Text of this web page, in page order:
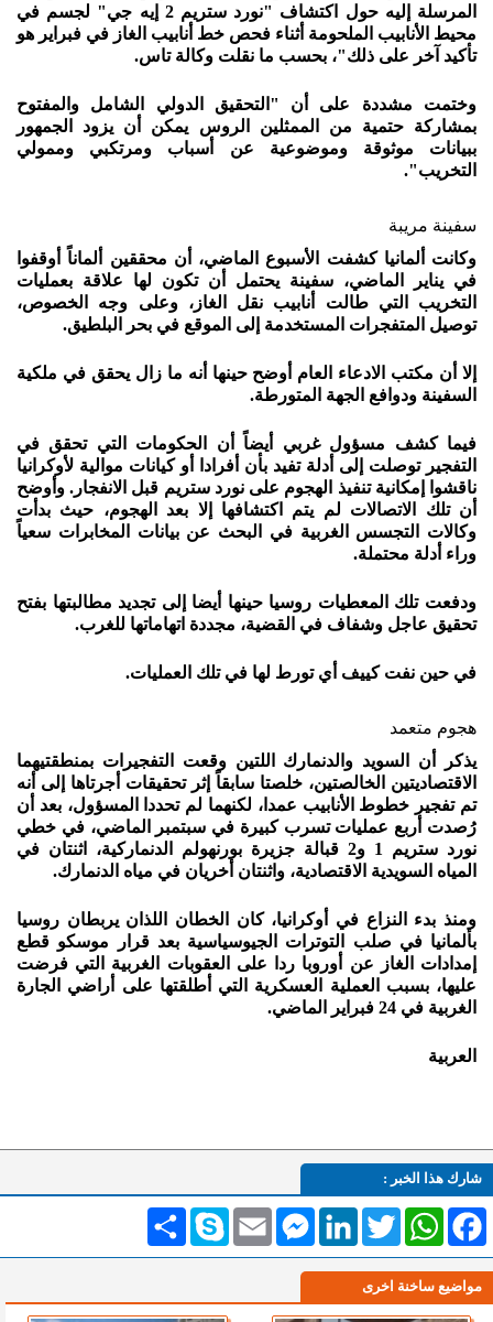
المرسلة إليه حول اكتشاف "نورد ستريم 2 إيه جي" لجسم في
محيط الأنابيب الملحومة أثناء فحص خط أنابيب الغاز في فبراير هو
تأكيد آخر على ذلك"، بحسب ما نقلت وكالة تاس.
وختمت مشددة على أن "التحقيق الدولي الشامل والمفتوح
بمشاركة حتمية من الممثلين الروس يمكن أن يزود الجمهور
ببيانات موثوقة وموضوعية عن أسباب ومرتكبي وممولي
التخريب".
سفينة مريبة
وكانت ألمانيا كشفت الأسبوع الماضي، أن محققين ألماناً أوقفوا
في يناير الماضي، سفينة يحتمل أن تكون لها علاقة بعمليات
التخريب التي طالت أنابيب نقل الغاز، وعلى وجه الخصوص،
توصيل المتفجرات المستخدمة إلى الموقع في بحر البلطيق.
إلا أن مكتب الادعاء العام أوضح حينها أنه ما زال يحقق في ملكية
السفينة ودوافع الجهة المتورطة.
فيما كشف مسؤول غربي أيضاً أن الحكومات التي تحقق في
التفجير توصلت إلى أدلة تفيد بأن أفرادا أو كيانات موالية لأوكرانيا
ناقشوا إمكانية تنفيذ الهجوم على نورد ستريم قبل الانفجار. وأوضح
أن تلك الاتصالات لم يتم اكتشافها إلا بعد الهجوم، حيث بدأت
وكالات التجسس الغربية في البحث عن بيانات المخابرات سعياً
وراء أدلة محتملة.
ودفعت تلك المعطيات روسيا حينها أيضا إلى تجديد مطالبتها بفتح
تحقيق عاجل وشفاف في القضية، مجددة اتهاماتها للغرب.
في حين نفت كييف أي تورط لها في تلك العمليات.
هجوم متعمد
يذكر أن السويد والدنمارك اللتين وقعت التفجيرات بمنطقتيهما
الاقتصاديتين الخالصتين، خلصتا سابقاً إثر تحقيقات أجرتاها إلى أنه
تم تفجير خطوط الأنابيب عمدا، لكنهما لم تحددا المسؤول، بعد أن
رُصدت أربع عمليات تسرب كبيرة في سبتمبر الماضي، في خطي
نورد ستريم 1 و2 قبالة جزيرة بورنهولم الدنماركية، اثنتان في
المياه السويدية الاقتصادية، واثنتان أخريان في مياه الدنمارك.
ومنذ بدء النزاع في أوكرانيا، كان الخطان اللذان يربطان روسيا
بألمانيا في صلب التوترات الجيوسياسية بعد قرار موسكو قطع
إمدادات الغاز عن أوروبا ردا على العقوبات الغربية التي فرضت
عليها، بسبب العملية العسكرية التي أطلقتها على أراضي الجارة
الغربية في 24 فبراير الماضي.
العربية
شارك هذا الخبر :
انشر Skype Email
MessengerLinkedInTwitterWhatsAppFacebook
مواضيع ساخنة اخرى